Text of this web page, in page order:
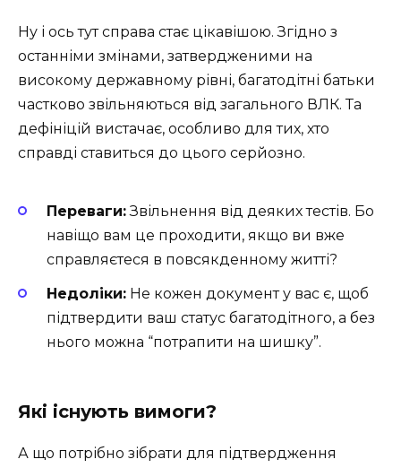
Ну і ось тут справа стає цікавішою. Згідно з
останніми змінами, затвердженими на
високому державному рівні, багатодітні батьки
частково звільняються від загального ВЛК. Та
дефініцій вистачає, особливо для тих, хто
справді ставиться до цього серйозно.
Переваги:Звільнення від деяких тестів. Бо
навіщо вам це проходити, якщо ви вже
справляєтеся в повсякденному житті?
Недоліки: Не кожен документ у вас є, щоб
підтвердити ваш статус багатодітного, а без
нього можна “потрапити на шишку”.
Які існують вимоги?
А що потрібно зібрати для підтвердження